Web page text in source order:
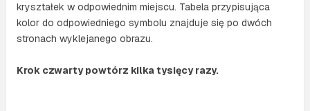
kryształek w odpowiednim miejscu. Tabela przypisująca
kolor do odpowiedniego symbolu znajduje się po dwóch
stronach wyklejanego obrazu.
Krok czwarty powtórz kilka tysięcy razy.